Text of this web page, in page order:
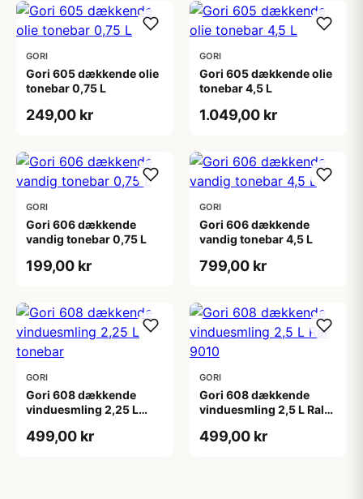
GORI
Gori 605 dækkende olie
tonebar 0,75 L
249,00 kr
GORI
Gori 605 dækkende olie
tonebar 4,5 L
1.049,00 kr
GORI
Gori 606 dækkende
vandig tonebar 0,75 L
199,00 kr
GORI
Gori 606 dækkende
vandig tonebar 4,5 L
799,00 kr
GORI
Gori 608 dækkende
vinduesmling 2,25 L
499,00 kr
GORI
Gori 608 dækkende
vinduesmling 2,5 L Ral
499,00 kr